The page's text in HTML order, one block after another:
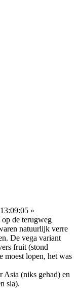
»
de terugweg
natuurlijk verre
De vega variant
fruit (stond
moest lopen, het was
Asia (niks gehad) en
sla).